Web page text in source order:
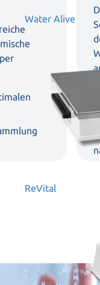
Water Alive
ReVital